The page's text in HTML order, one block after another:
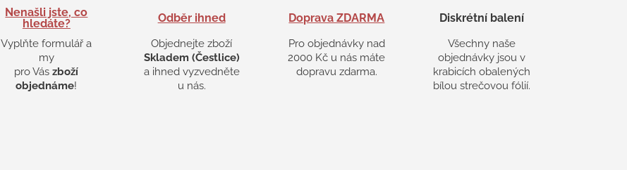
Nenašli jste, co
hledáte?
Vyplňte formulář a
my
pro Vászboží
objednáme!
Odběr ihned
Objednejte zboží
Skladem (Čestlice)
a ihned vyzvedněte
u nás.
Doprava ZDARMA
Pro objednávky nad
2000 Kč u nás máte
dopravu zdarma.
Diskrétní balení
Všechny naše
objednávky jsou v
krabicích obalených
bílou strečovou fólií.